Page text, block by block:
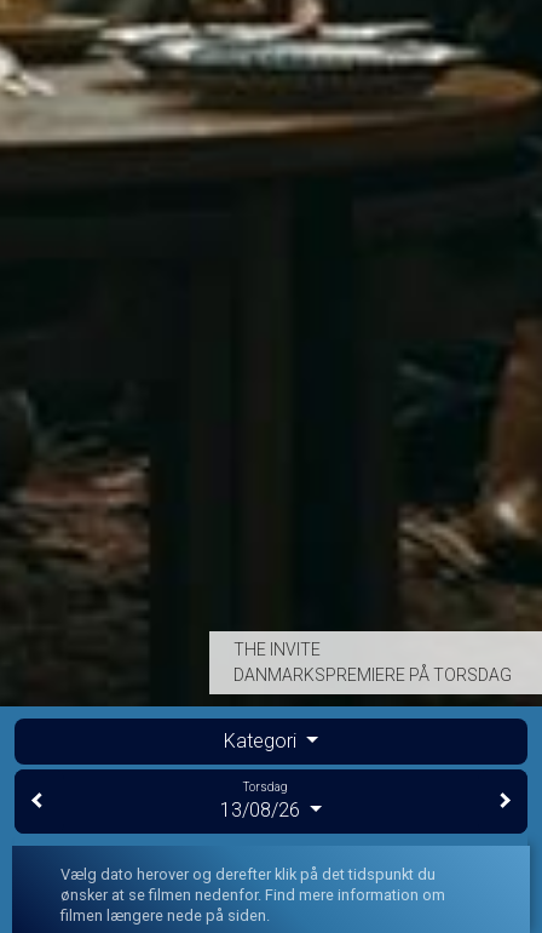
THE INVITE
DANMARKSPREMIERE PÅ TORSDAG
Kategori
Torsdag
13/08/26
Vælg dato herover og derefter klik på det tidspunkt du
ønsker at se filmen nedenfor. Find mere information om
filmen længere nede på siden.